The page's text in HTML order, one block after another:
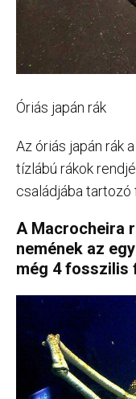
Óriás japán rák
Az óriás japán rák
tízlábú rákok
családjába tartozó
A Macrocheira
nemének az
még 4 fosszilis